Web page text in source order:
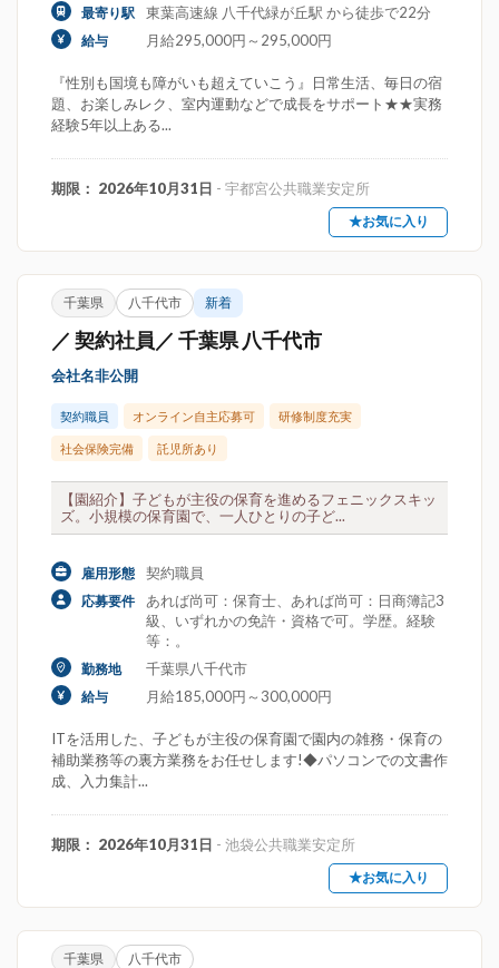
最寄り駅 東葉高速線 八千代緑が丘駅 から徒歩で22分
給与 月給295,000円～295,000円
『性別も国境も障がいも超えていこう』日常生活、毎日の宿
題、お楽しみレク、室内運動などで成長をサポート★★実務
経験5年以上ある...
期限： 2026年10月31日 - 宇都宮公共職業安定所
★お気に入り
千葉県 八千代市 新着
／ 契約社員／ 千葉県 八千代市
会社名非公開
契約職員 オンライン自主応募可 研修制度充実
社会保険完備 託児所あり
【園紹介】子どもが主役の保育を進めるフェニックスキッ
ズ。小規模の保育園で、一人ひとりの子ど...
雇用形態 契約職員
応募要件
あれば尚可：保育士、あれば尚可：日商簿記3
級、いずれかの免許・資格で可。学歴。経験
等：。
勤務地 千葉県八千代市
給与 月給185,000円～300,000円
ITを活用した、子どもが主役の保育園で園内の雑務・保育の
補助業務等の裏方業務をお任せします!◆パソコンでの文書作
成、入力集計...
期限： 2026年10月31日 - 池袋公共職業安定所
★お気に入り
千葉県 八千代市